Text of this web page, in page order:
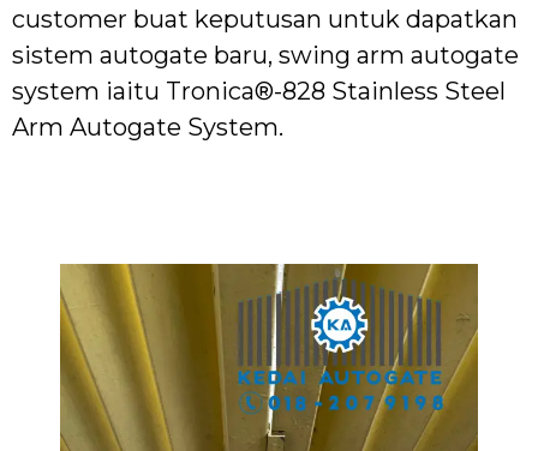
customer buat keputusan untuk dapatkan
sistem autogate baru, swing arm autogate
system iaitu Tronica®-828 Stainless Steel
Arm Autogate System.